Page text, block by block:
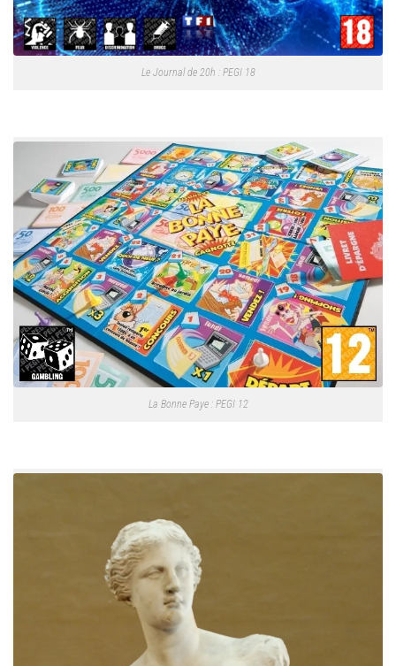
Le Journal de 20h : PEGI 18
La Bonne Paye : PEGI 12